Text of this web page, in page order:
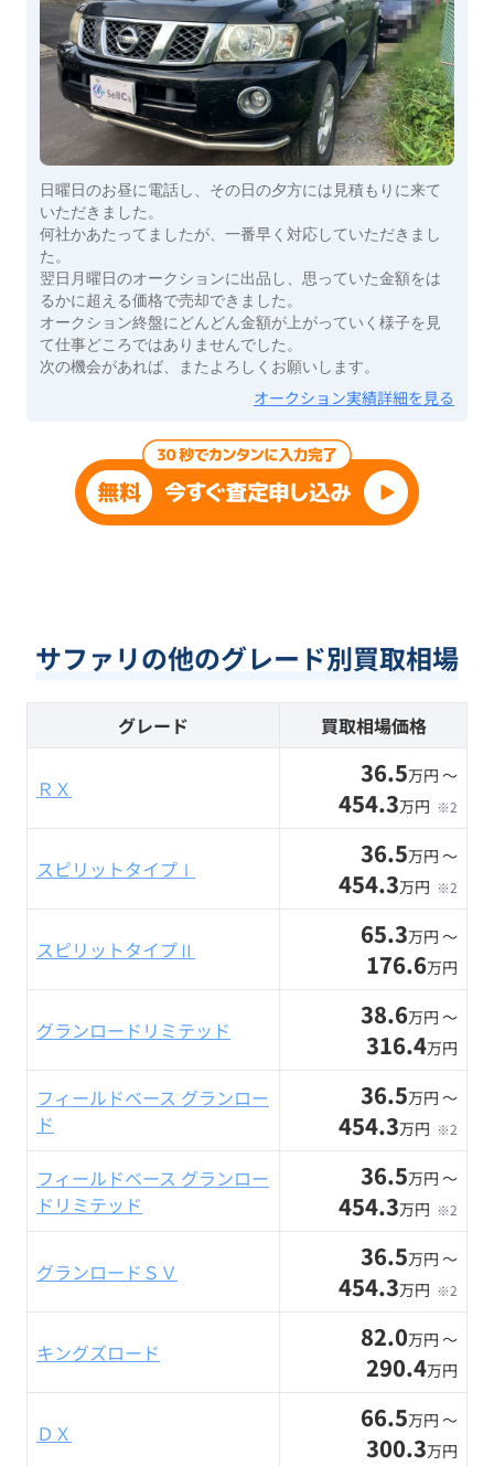
日曜日のお昼に電話し、その日の夕方には見積もりに来て
いただきました。
何社かあたってましたが、一番早く対応していただきまし
た。
翌日月曜日のオークションに出品し、思っていた金額をは
るかに超える価格で売却できました。
オークション終盤にどんどん金額が上がっていく様子を見
て仕事どころではありませんでした。
次の機会があれば、またよろしくお願いします。
オークション実績詳細を見る
サファリの他のグレード別買取相場
グレード 買取相場価格
ＲＸ 36.5万円 〜
454.3万円 ※2
スピリットタイプⅠ 36.5万円 〜
454.3万円 ※2
スピリットタイプⅡ 65.3万円 〜
176.6万円
グランロードリミテッド 38.6万円 〜
316.4万円
フィールドベース グランロー
ド
36.5万円 〜
454.3万円 ※2
フィールドベース グランロー
ドリミテッド
36.5万円 〜
454.3万円 ※2
グランロードＳＶ 36.5万円 〜
454.3万円 ※2
キングズロード 82.0万円 〜
290.4万円
ＤＸ 66.5万円 〜
300.3万円